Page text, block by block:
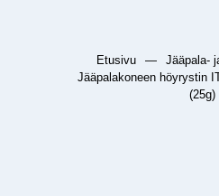
Etusivu — Jääpala-
Jääpalakoneen höyrystin
(25g)